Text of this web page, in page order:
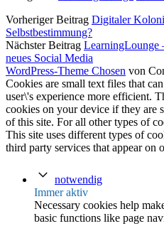
Vorheriger Beitrag Digitaler
Selbstbestimmung?
Nächster Beitrag LearningLounge
neues Social Media
WordPress-Theme Chosen von
Cookies are small text files that
user\'s experience more efficient.
cookies on your device if they are
of this site. For all other types of
This site uses different types of
third party services that appear on
notwendig
Immer aktiv
Necessary cookies help
basic functions like page